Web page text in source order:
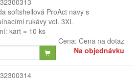
softshellová ProAct navy s
rukávy vel. 3XL
kart = 10 ks
Cena: Cena na dotaz
Na objednávku